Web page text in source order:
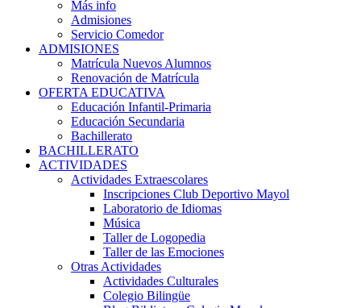
Más info
Admisiones
Servicio Comedor
ADMISIONES
Matrícula Nuevos Alumnos
Renovación de Matrícula
OFERTA EDUCATIVA
Educación Infantil-Primaria
Educación Secundaria
Bachillerato
BACHILLERATO
ACTIVIDADES
Actividades Extraescolares
Inscripciones Club Deportivo Mayol
Laboratorio de Idiomas
Música
Taller de Logopedia
Taller de las Emociones
Otras Actividades
Actividades Culturales
Colegio Bilingüe